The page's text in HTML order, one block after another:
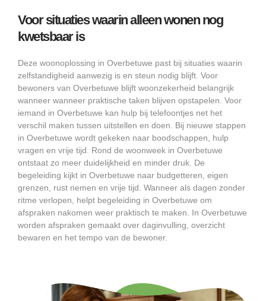
Voor situaties waarin alleen wonen nog
kwetsbaar is
Deze woonoplossing in Overbetuwe past bij situaties waarin
zelfstandigheid aanwezig is en steun nodig blijft. Voor
bewoners van Overbetuwe blijft woonzekerheid belangrijk
wanneer wanneer praktische taken blijven opstapelen. Voor
iemand in Overbetuwe kan hulp bij telefoontjes net het
verschil maken tussen uitstellen en doen. Bij nieuwe stappen
in Overbetuwe wordt gekeken naar boodschappen, hulp
vragen en vrije tijd. Rond de woonweek in Overbetuwe
ontstaat zo meer duidelijkheid en minder druk. De
begeleiding kijkt in Overbetuwe naar budgetteren, eigen
grenzen, rust nemen en vrije tijd. Wanneer als dagen zonder
ritme verlopen, helpt begeleiding in Overbetuwe om
afspraken nakomen weer praktisch te maken. In Overbetuwe
worden afspraken gemaakt over daginvulling, overzicht
bewaren en het tempo van de bewoner.